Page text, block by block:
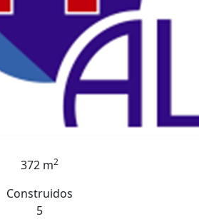
372 m2
Construidos
5